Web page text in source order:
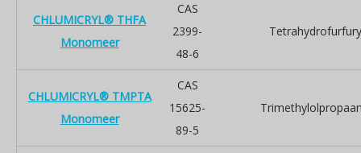
CHLUMICRYL® THFA
Monomeer
CAS
2399-
48-6
CHLUMICRYL® TMPTA
Monomeer
CAS
15625-
89-5